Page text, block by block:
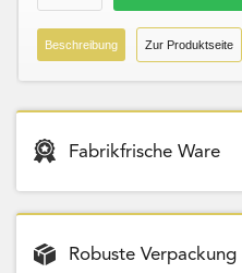
Beschreibung Zur Produktseite
Fabrikfrische Ware
Robuste Verpackung